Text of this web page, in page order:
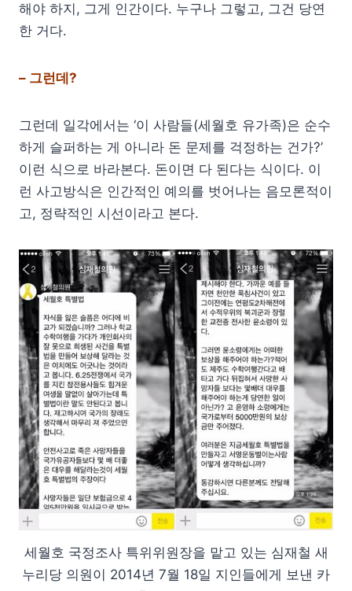
해야 하지, 그게 인간이다. 누구나 그렇고, 그건 당연
한 거다.
– 그런데?
그런데 일각에서는 ‘이 사람들(세월호 유가족)은 순수
하게 슬퍼하는 게 아니라 돈 문제를 걱정하는 건가?’
이런 식으로 바라본다. 돈이면 다 된다는 식이다. 이
런 사고방식은 인간적인 예의를 벗어나는 음모론적이
고, 정략적인 시선이라고 본다.
세월호 국정조사 특위위원장을 맡고 있는 심재철 새
누리당 의원이 2014년 7월 18일 지인들에게 보낸 카